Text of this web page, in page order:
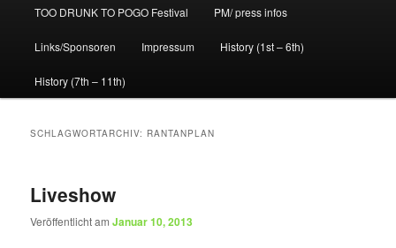
TOO DRUNK TO POGO Festival PM/ press infos
Links/Sponsoren Impressum History (1st – 6th)
History (7th – 11th)
SCHLAGWORTARCHIV: RANTANPLAN
Liveshow
Veröffentlicht amJanuar 10, 2013